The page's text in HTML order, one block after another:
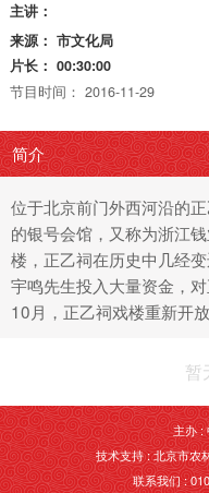
主讲：
来源： 市文化局
片长： 00:30:00
节目时间： 2016-11-29
简介
位于北京前门外西河沿的
的银号会馆，又称为浙江
楼，正乙祠在历史中几经
宇鸣先生投入大量资金，
10月，正乙祠戏楼重新开放
暂
主办 :
技术支持 : 北京市农
联系我们 :